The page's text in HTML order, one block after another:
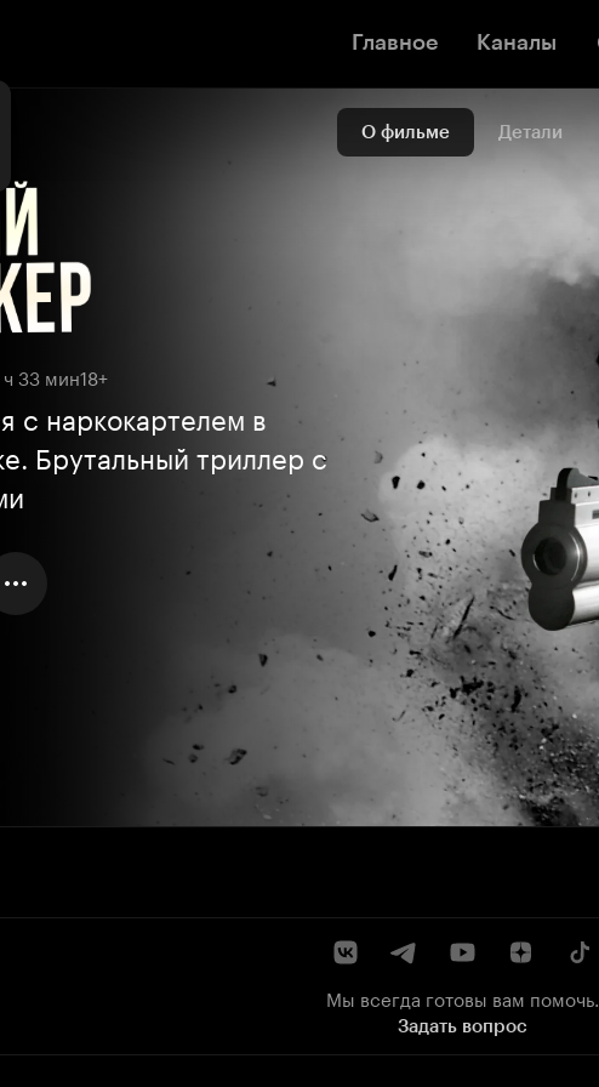
Главное Каналы
О фильме Детали
ч 33 мин18+
с наркокартелем в
Брутальный триллер с
Мы всегда готовы вам помочь.
Задать вопрос